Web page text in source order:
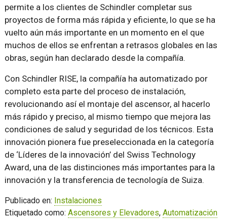
permite a los clientes de Schindler completar sus
proyectos de forma más rápida y eficiente, lo que se ha
vuelto aún más importante en un momento en el que
muchos de ellos se enfrentan a retrasos globales en las
obras, según han declarado desde la compañía.
Con Schindler RISE, la compañía ha automatizado por
completo esta parte del proceso de instalación,
revolucionando así el montaje del ascensor, al hacerlo
más rápido y preciso, al mismo tiempo que mejora las
condiciones de salud y seguridad de los técnicos. Esta
innovación pionera fue preseleccionada en la categoría
de ‘Líderes de la innovación’ del Swiss Technology
Award, una de las distinciones más importantes para la
innovación y la transferencia de tecnología de Suiza.
Publicado en: Instalaciones
Etiquetado como: Ascensores y Elevadores, Automatización